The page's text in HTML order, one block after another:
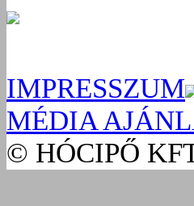
IMPRESSZUM
MÉDIA
© HÓCIPŐ